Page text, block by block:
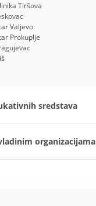
Tiršova
Valjevo
Prokuplje
sredstava
organizacijama